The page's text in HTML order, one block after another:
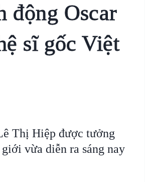
động Oscar
sĩ gốc Việt
Thị Hiệp được tưởng
vừa diễn ra sáng nay